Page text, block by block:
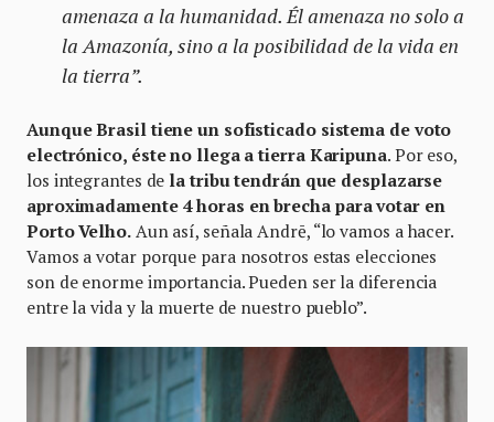
amenaza a la humanidad. Él amenaza no solo a
la Amazonía, sino a la posibilidad de la vida en
la tierra”.
Aunque Brasil tiene un sofisticado sistema de voto
electrónico, éste no llega a tierra Karipuna. Por eso,
los integrantes de la tribu tendrán que desplazarse
aproximadamente 4 horas en brecha para votar en
Porto Velho.Aun así, señala Andrē, “lo vamos a hacer.
Vamos a votar porque para nosotros estas elecciones
son de enorme importancia. Pueden ser la diferencia
entre la vida y la muerte de nuestro pueblo”.